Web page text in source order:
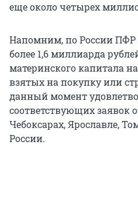
еще около четырех
Напомним, по России ПФР
более 1,6 миллиарда
материнского капитала
взятых на покупку или
данный момент
соответствующих заявок
Чебоксарах, Ярославле,
России.